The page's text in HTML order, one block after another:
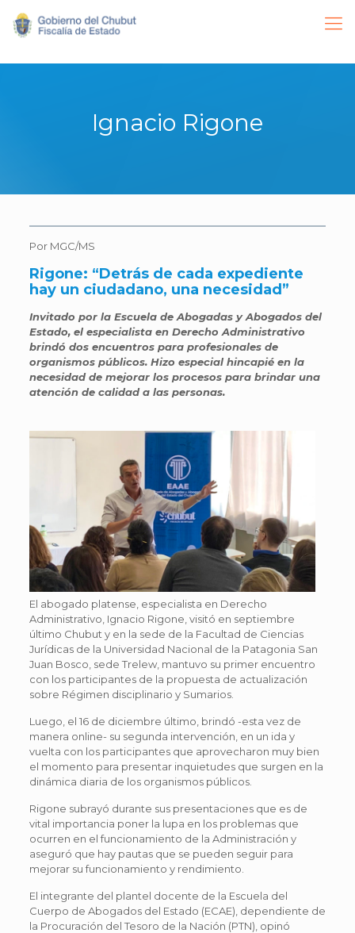
Ignacio Rigone
Por MGC/MS
Rigone: “Detrás de cada expediente
hay un ciudadano, una necesidad”
Invitado por la Escuela de Abogadas y Abogados del
Estado, el especialista en Derecho Administrativo
brindó dos encuentros para profesionales de
organismos públicos. Hizo especial hincapié en la
necesidad de mejorar los procesos para brindar una
atención de calidad a las personas.
El abogado platense, especialista en Derecho
Administrativo, Ignacio Rigone, visitó en septiembre
último Chubut y en la sede de la Facultad de Ciencias
Jurídicas de la Universidad Nacional de la Patagonia San
Juan Bosco, sede Trelew, mantuvo su primer encuentro
con los participantes de la propuesta de actualización
sobre Régimen disciplinario y Sumarios.
Luego, el 16 de diciembre último, brindó -esta vez de
manera online- su segunda intervención, en un ida y
vuelta con los participantes que aprovecharon muy bien
el momento para presentar inquietudes que surgen en la
dinámica diaria de los organismos públicos.
Rigone subrayó durante sus presentaciones que es de
vital importancia poner la lupa en los problemas que
ocurren en el funcionamiento de la Administración y
aseguró que hay pautas que se pueden seguir para
mejorar su funcionamiento y rendimiento.
El integrante del plantel docente de la Escuela del
Cuerpo de Abogados del Estado (ECAE), dependiente de
la Procuración del Tesoro de la Nación (PTN), opinó